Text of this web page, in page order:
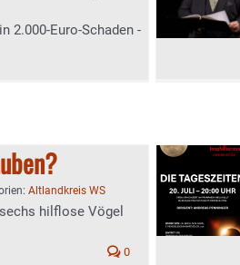
2.000-Euro-Schaden -
Altlandkreis WS
hilflose Vögel
0